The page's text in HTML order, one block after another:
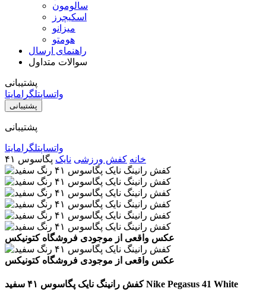
سالومون
اسکیچرز
میزانو
هومتو
راهنمای ارسال
سوالات متداول
پشتیبانی
واتساپتلگرامایتا
پشتیبانی
پشتیبانی
واتساپتلگرامایتا
خانه کفش ورزشی نایک پگاسوس ۴۱
عکس واقعی از موجودی فروشگاه کتونیکس
عکس واقعی از موجودی فروشگاه کتونیکس
کفش رانینگ نایک پگاسوس ۴۱ سفید Nike Pegasus 41 White